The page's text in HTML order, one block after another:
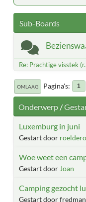
Sub-Boards
Re: Prachtige visstek
OMLAAG Pagina's 1
Onderwerp/
Luxemburg in juni
Gestart door
Woe weet een
Gestart door Joan
Camping gezocht
Gestart door